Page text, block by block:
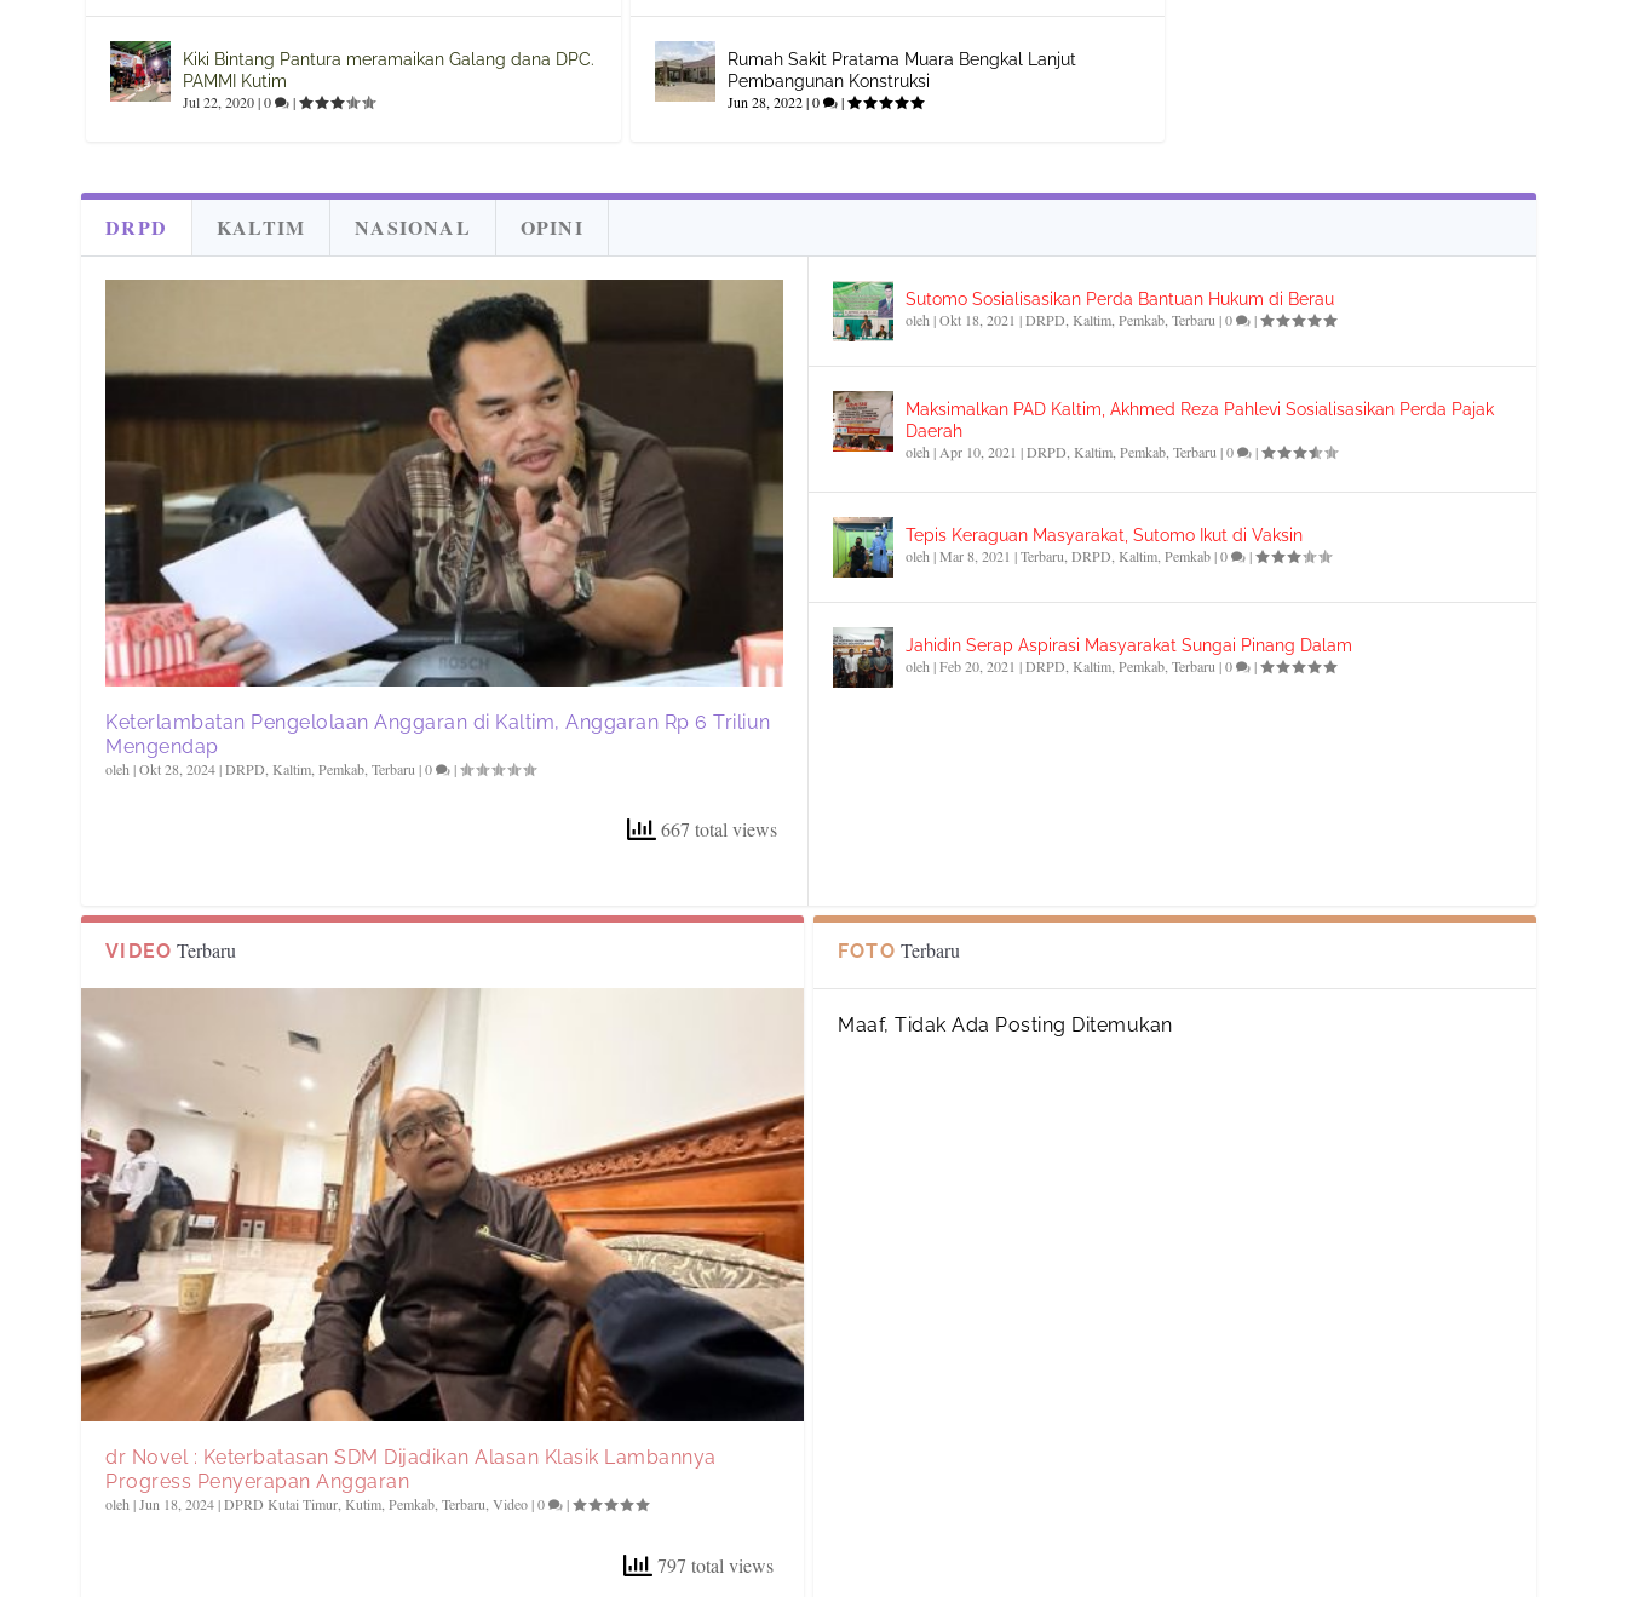
Kiki Bintang Pantura meramaikan Galang dana DPC.
PAMMI Kutim
Jul 22, 2020|0 |
Rumah Sakit Pratama Muara Bengkal Lanjut
Pembangunan Konstruksi
Jun 28, 2022|0 |
DRPD KALTIM NASIONAL OPINI
Keterlambatan Pengelolaan Anggaran di Kaltim, Anggaran Rp 6 Triliun
Mengendap
oleh|Okt 28, 2024|DRPD ,Kaltim ,Pemkab ,Terbaru |0 |
667 total views
Sutomo Sosialisasikan Perda Bantuan Hukum di Berau
oleh |Okt 18, 2021 |DRPD Kaltim Pemkab Terbaru |0 |
Maksimalkan PAD Kaltim, Akhmed Reza Pahlevi Sosialisasikan Perda Pajak
Daerah
oleh | Apr 10, 2021 |DRPD Kaltim Pemkab Terbaru |0 |
Tepis Keraguan Masyarakat, Sutomo Ikut di Vaksin
oleh |Mar 8, 2021 |Terbaru DRPD Kaltim Pemkab|0 |
Jahidin Serap Aspirasi Masyarakat Sungai Pinang Dalam
oleh |Feb 20, 2021 |DRPD Kaltim Pemkab Terbaru |0 |
VIDEO Terbaru
dr Novel : Keterbatasan SDM Dijadikan Alasan Klasik Lambannya
Progress Penyerapan Anggaran
oleh|Jun 18, 2024|DPRD Kutai Timur ,Kutim ,Pemkab ,Terbaru ,Video|0 |
797 total views
FOTO Terbaru
Maaf, Tidak Ada Posting Ditemukan